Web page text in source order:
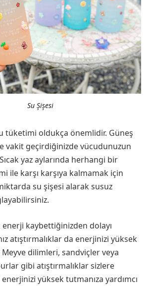
Su Şişesi
tüketimi oldukça önemlidir. Güneş
vakit geçirdiğinizde vücudunuzun
yaz aylarında herhangi bir
ile karşı karşıya kalmamak için
su şişesi alarak susuz
kaybettiğinizden dolayı
atıştırmalıklar da enerjinizi yüksek
Meyve dilimleri, sandviçler veya
gibi atıştırmalıklar sizlere
yüksek tutmanıza yardımcı